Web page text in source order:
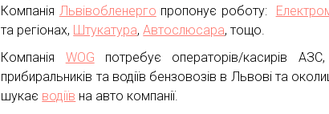
Компанія Львівобленерго пропонує роботу:
та регіонах, Штукатура,Автослюсара, тощо.
Компанія WOG потребує операторів/касирів
прибиральників та водіїв бензовозів в Львові та
шукає водіїв на авто компанії.